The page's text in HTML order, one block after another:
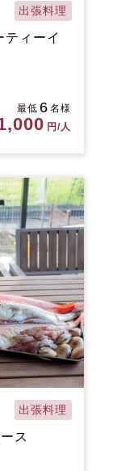
出張料理
ティーイ
最低 6 名様
円/人
出張料理
ス